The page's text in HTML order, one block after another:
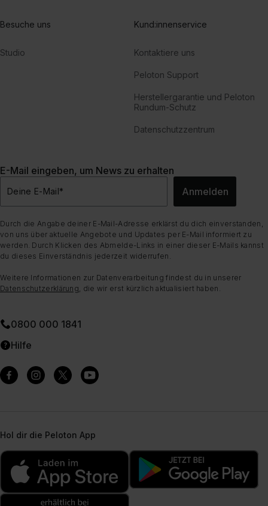
Besuche uns
Studio
Kund:innenservice
Kontaktiere uns
Peloton Support
Herstellergarantie und Peloton
Rundum-Schutz
Datenschutzzentrum
E-Mail eingeben, um News zu erhalten
Deine E-Mail* Anmelden
Durch die Angabe deiner E-Mail-Adresse erklärst du dich einverstanden,
von uns über aktuelle Angebote und Updates per E-Mail informiert zu
werden. Durch Klicken des Abmelde-Links in einer dieser E-Mails kannst
du dieses Einverständnis jederzeit widerrufen.
Weitere Informationen zur Datenverarbeitung findest du in unserer
Datenschutzerklärung , die wir erst kürzlich aktualisiert haben.
0800 000 1841
Hilfe
Hol dir die Peloton App